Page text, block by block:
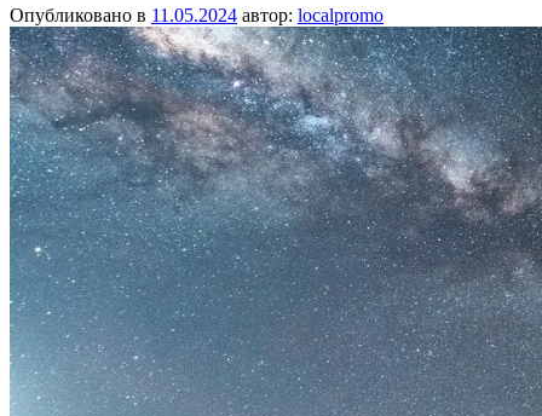
Опубликовано в 11.05.2024 автор: localpromo